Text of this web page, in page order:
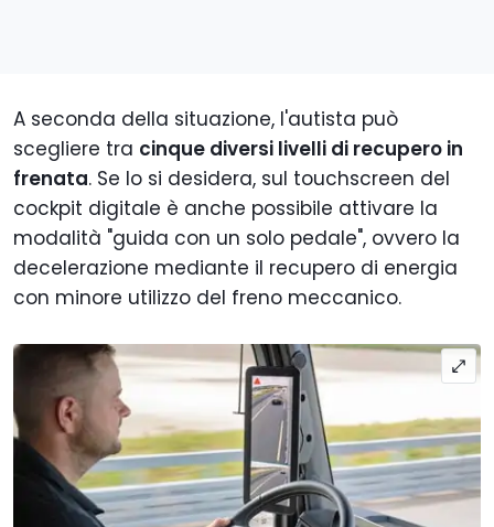
A seconda della situazione, l'autista può
scegliere tra cinque diversi livelli di recupero in
frenata. Se lo si desidera, sul touchscreen del
cockpit digitale è anche possibile attivare la
modalità "guida con un solo pedale", ovvero la
decelerazione mediante il recupero di energia
con minore utilizzo del freno meccanico.